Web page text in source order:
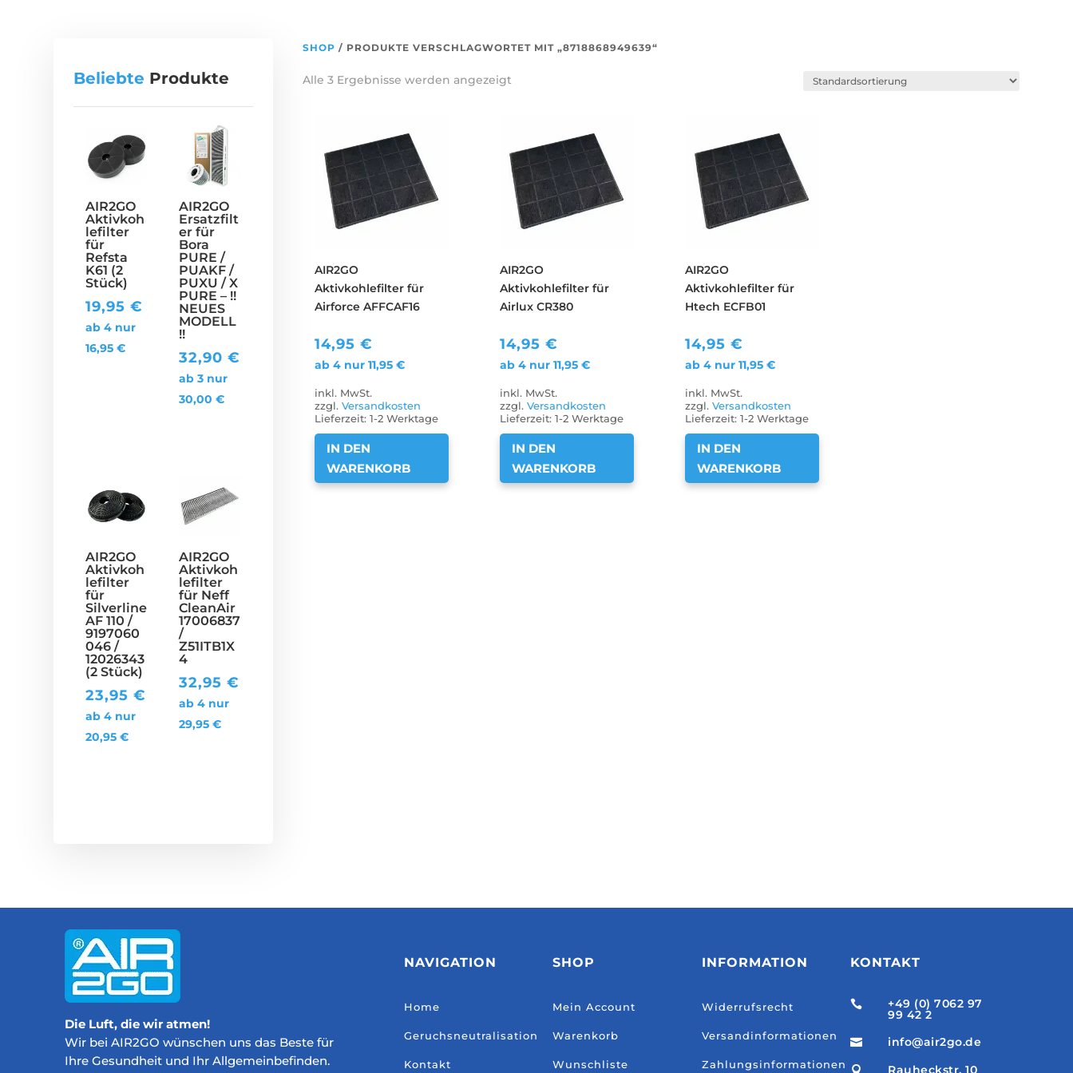
Beliebte Produkte
AIR2GO
Aktivkoh
lefilter
für
Refsta
K61 (2
Stück)
19,95€
ab 4 nur
16,95€
AIR2GO
Ersatzfilt
er für
Bora
PURE /
PUAKF /
PUXU / X
PURE – !!
NEUES
MODELL
!!
32,90 €
ab 3 nur
30,00 €
AIR2GO
Aktivkoh
lefilter
für
Silverline
AF 110 /
9197060
046 /
12026343
(2 Stück)
23,95€
ab 4 nur
20,95€
AIR2GO
Aktivkoh
lefilter
für Neff
CleanAir
17006837
/
Z51ITB1X
4
32,95 €
ab 4 nur
29,95 €
SHOP / PRODUKTE VERSCHLAGWORTET MIT „8718868949639“
Alle 3 Ergebnisse werden angezeigt
AIR2GO
Aktivkohlefilter für
Airforce AFFCAF16
14,95 €
ab 4 nur 11,95 €
inkl. MwSt.
zzgl. Versandkosten
Lieferzeit: 1-2 Werktage
IN DEN
WARENKORB
AIR2GO
Aktivkohlefilter für
Airlux CR380
14,95 €
ab 4 nur 11,95 €
inkl. MwSt.
zzgl. Versandkosten
Lieferzeit: 1-2 Werktage
IN DEN
WARENKORB
AIR2GO
Aktivkohlefilter für
Htech ECFB01
14,95 €
ab 4 nur 11,95 €
inkl. MwSt.
zzgl. Versandkosten
Lieferzeit: 1-2 Werktage
IN DEN
WARENKORB
Die Luft, die wir atmen!
Wir bei AIR2GO wünschen uns das Beste für
Ihre Gesundheit und Ihr Allgemeinbefinden.
NAVIGATION
Home
Geruchsneutralisation
Kontakt
SHOP
Mein Account
Warenkorb
Wunschliste
INFORMATION
Widerrufsrecht
Versandinformationen
Zahlungsinformationen
KONTAKT
 +49 (0) 7062 97
99 42 2
 info@air2go.de
 Rauheckstr. 10